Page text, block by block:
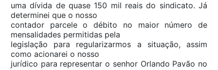
uma dívida de quase 150 mil reais do sindicato. Já
determinei que o nosso
contador parcele o débito no maior número de
mensalidades permitidas pela
legislação para regularizarmos a situação, assim
como acionarei o nosso
jurídico para representar o senhor Orlando Pavão no